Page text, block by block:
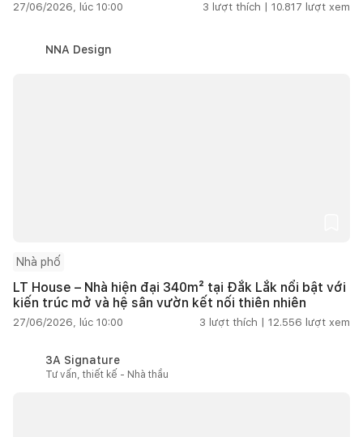
27/06/2026, lúc 10:00 3 lượt thích | 10.817 lượt xem
NNA Design
Nhà phố
LT House – Nhà hiện đại 340m² tại Đắk Lắk nổi bật với
kiến trúc mở và hệ sân vườn kết nối thiên nhiên
27/06/2026, lúc 10:00 3 lượt thích | 12.556 lượt xem
3A Signature
Tư vấn, thiết kế - Nhà thầu